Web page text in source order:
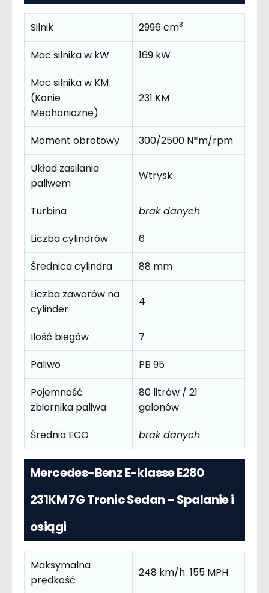
Silnik 2996 cm3
Moc silnika w kW
169 kW
Moc silnika w KM
(Konie
Mechaniczne)
231 KM
Moment obrotowy
300/2500 N*m/rpm
Układ zasilania
paliwem
Wtrysk
Turbina
brak danych
Liczba cylindrów
6
Średnica cylindra
88 mm
Liczba zaworów na
cylinder
4
Ilość biegów
7
Paliwo
PB 95
Pojemność
zbiornika paliwa
80 litrów / 21
galonów
Średnia ECO
brak danych
Mercedes-Benz E-klasse E280
231KM 7G Tronic Sedan – Spalanie i
osiągi
Maksymalna
prędkość
248 km/h 155 MPH